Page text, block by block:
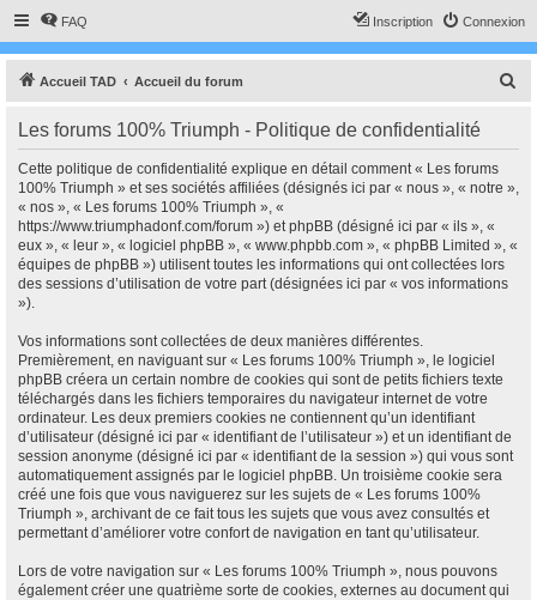
FAQ Connexion
Inscription
Accueil TAD Accueil du forum
e
Les forums 100% Triumph - Politique de confidentialité
Cette politique de confidentialité explique en détail comment « Les forums
100% Triumph » et ses sociétés affiliées (désignés ici par « nous », « notre »,
« nos », « Les forums 100% Triumph », «
https://www.triumphadonf.com/forum ») et phpBB (désigné ici par « ils », «
eux », « leur », « logiciel phpBB », « www.phpbb.com », « phpBB Limited », «
équipes de phpBB ») utilisent toutes les informations qui ont collectées lors
des sessions d’utilisation de votre part (désignées ici par « vos informations
»).
Vos informations sont collectées de deux manières différentes.
Premièrement, en naviguant sur « Les forums 100% Triumph », le logiciel
phpBB créera un certain nombre de cookies qui sont de petits fichiers texte
téléchargés dans les fichiers temporaires du navigateur internet de votre
ordinateur. Les deux premiers cookies ne contiennent qu’un identifiant
d’utilisateur (désigné ici par « identifiant de l’utilisateur ») et un identifiant de
session anonyme (désigné ici par « identifiant de la session ») qui vous sont
automatiquement assignés par le logiciel phpBB. Un troisième cookie sera
créé une fois que vous naviguerez sur les sujets de « Les forums 100%
Triumph », archivant de ce fait tous les sujets que vous avez consultés et
permettant d’améliorer votre confort de navigation en tant qu’utilisateur.
Lors de votre navigation sur « Les forums 100% Triumph », nous pouvons
également créer une quatrième sorte de cookies, externes au document qui